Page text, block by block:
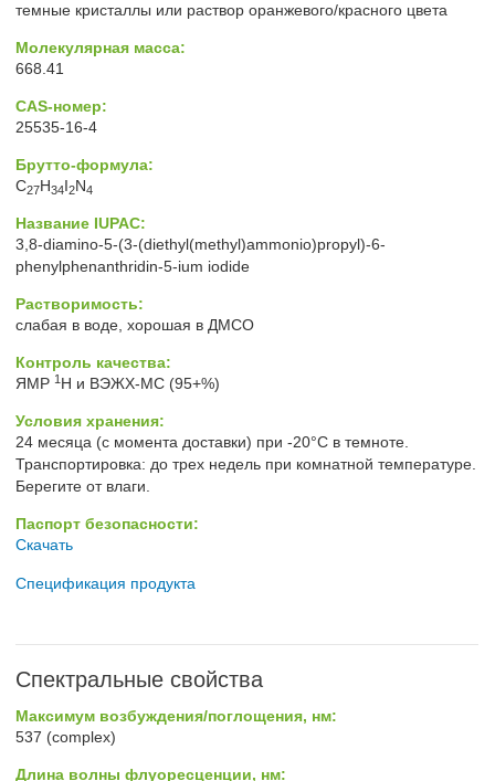
темные кристаллы или раствор оранжевого/красного цвета
Молекулярная масса:
668.41
CAS-номер:
25535-16-4
Брутто-формула:
C27H34I2N4
Название IUPAC:
3,8-diamino-5-(3-(diethyl(methyl)ammonio)propyl)-6-
phenylphenanthridin-5-ium iodide
Растворимость:
слабая в воде, хорошая в ДМСО
Контроль качества:
ЯМР 1 H и ВЭЖХ-МС (95+%)
Условия хранения:
24 месяца (с момента доставки) при -20°C в темноте.
Транспортировка: до трех недель при комнатной температуре.
Берегите от влаги.
Паспорт безопасности:
Скачать
Спецификация продукта
Спектральные свойства
Максимум возбуждения/поглощения, нм:
537 (complex)
Длина волны флуоресценции, нм: